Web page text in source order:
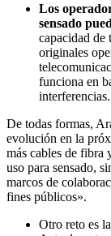
Los
sensado
capacidad de
originales
funciona en
interferencias.
De todas formas,
evolución en la
más cables de fibra
uso para sensado,
marcos de
fines públicos».
Otro reto es